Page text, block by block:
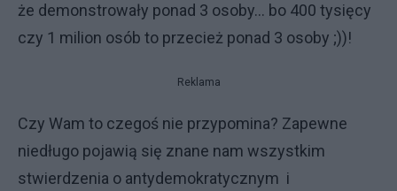
że demonstrowały ponad 3 osoby... bo 400 tysięcy
czy 1 milion osób to przecież ponad 3 osoby ;))!
Reklama
Czy Wam to czegoś nie przypomina? Zapewne
niedługo pojawią się znane nam wszystkim
stwierdzenia o antydemokratycznym i